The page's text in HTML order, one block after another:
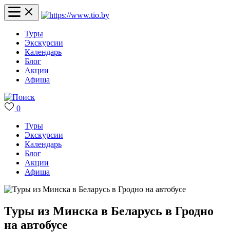
Туры
Экскурсии
Календарь
Блог
Акции
Афиша
0
Туры
Экскурсии
Календарь
Блог
Акции
Афиша
Туры из Минска в Беларусь в Гродно
на автобусе